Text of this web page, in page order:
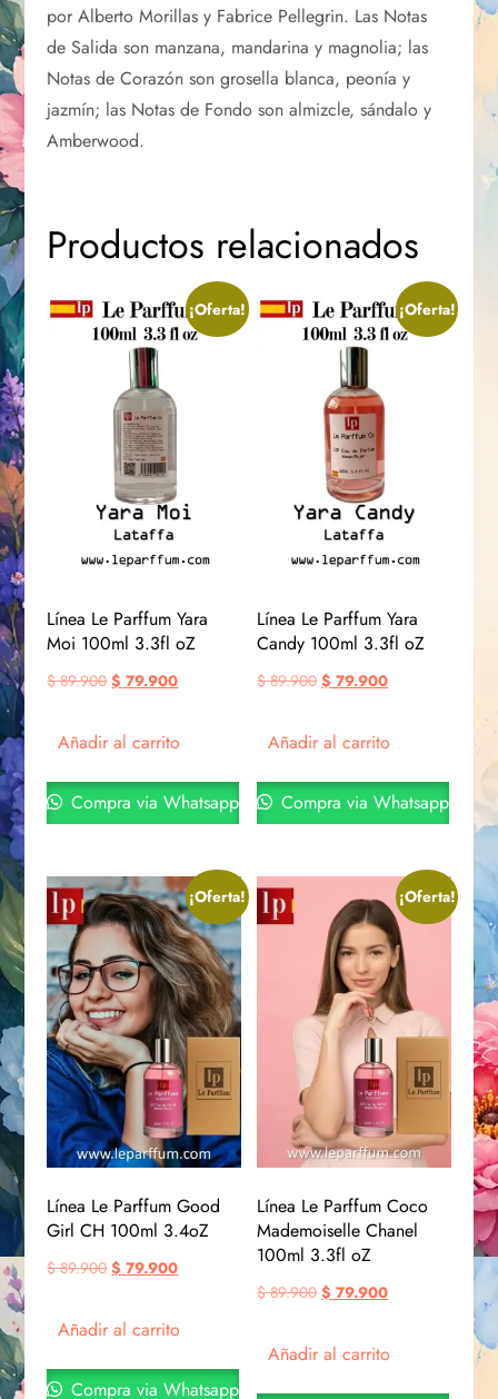
por Alberto Morillas y Fabrice Pellegrin. Las Notas
de Salida son manzana, mandarina y magnolia; las
Notas de Corazón son grosella blanca, peonía y
jazmín; las Notas de Fondo son almizcle, sándalo y
Amberwood.
Productos relacionados
¡Oferta!
Línea Le Parffum Yara
Moi 100ml 3.3fl oZ
$89.900 $ 79.900
Añadir al carrito
Compra via Whatsapp
¡Oferta!
Línea Le Parffum Yara
Candy 100ml 3.3fl oZ
$89.900 $ 79.900
Añadir al carrito
Compra via Whatsapp
¡Oferta!
Línea Le Parffum Good
Girl CH 100ml 3.4oZ
$89.900 $ 79.900
Añadir al carrito
Compra via Whatsapp
¡Oferta!
Línea Le Parffum Coco
Mademoiselle Chanel
100ml 3.3fl oZ
$89.900 $ 79.900
Añadir al carrito